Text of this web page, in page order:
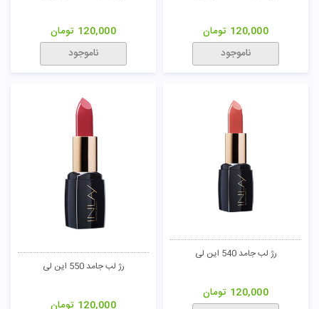
120,000 تومان
ناموجود
120,000 تومان
ناموجود
رژ لب جامد 540 این لی
120,000 تومان
رژ لب جامد 550 این لی
120,000 تومان